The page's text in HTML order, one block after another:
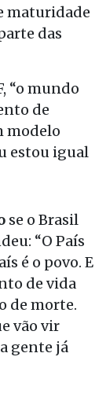
maturidade
das
“o mundo
de
modelo
estou igual
se o Brasil
“O País
é o povo. E
de vida
de morte.
vão vir
gente já